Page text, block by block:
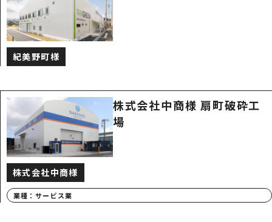
紀美野町様
株式会社中商様 扇町破砕工
場
株式会社中商様
業種：サービス業